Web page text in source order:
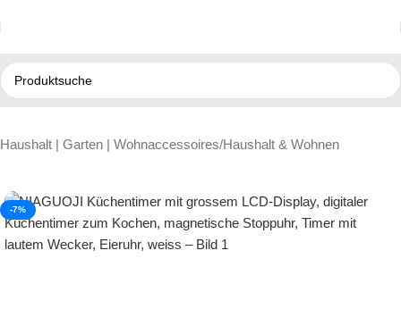
Haushalt | Garten | Wohnaccessoires/Haushalt & Wohnen
-7%